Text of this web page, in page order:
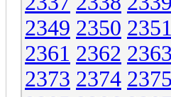
2349 2350 2351
2361 2362 2363
2373 2374 2375